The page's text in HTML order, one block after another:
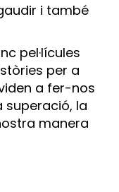
i també
pel·lícules
per a
a fer-nos
superació, la
manera